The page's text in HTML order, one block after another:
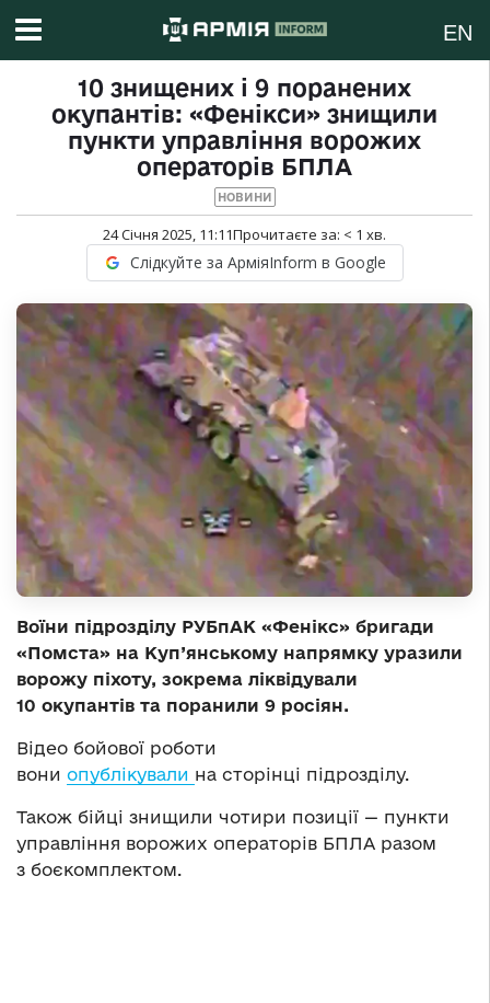
EN
10 знищених і 9 поранених
окупантів: «Фенікси» знищили
пункти управління ворожих
операторів БПЛА
НОВИНИ
24 Січня 2025, 11:11Прочитаєте за: < 1 хв.
Слідкуйте за АрміяInform в Google
Воїни підрозділу РУБпАК «Фенікс» бригади
«Помста» на Куп’янському напрямку уразили
ворожу піхоту, зокрема ліквідували
10 окупантів та поранили 9 росіян.
Відео бойової роботи
вони опублікували на сторінці підрозділу.
Також бійці знищили чотири позиції — пункти
управління ворожих операторів БПЛА разом
з боєкомплектом.